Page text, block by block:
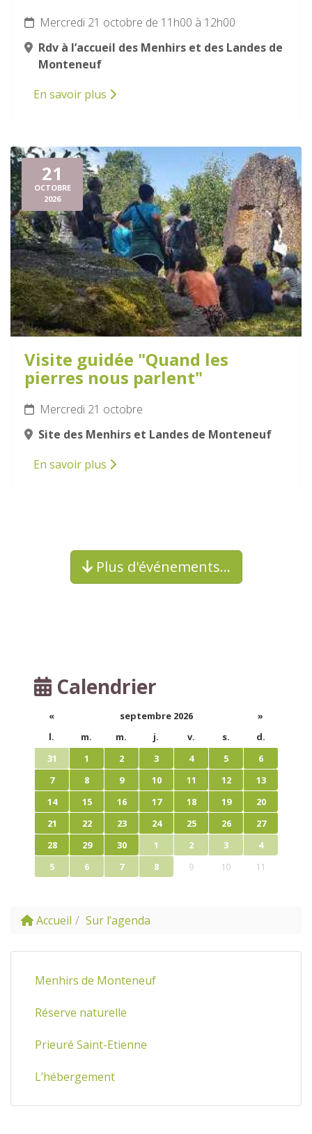
Mercredi 21 octobre de 11h00 à 12h00
Rdv à l’accueil des Menhirs et des Landes de
Monteneuf
En savoir plus
21
OCTOBRE
2026
Visite guidée "Quand les
pierres nous parlent"
Mercredi 21 octobre
Site des Menhirs et Landes de Monteneuf
En savoir plus
Plus d'événements…
Calendrier
« septembre 2026
»
l.
m. m. j. v. s.
d.
31
1 2 3 4 5
6
7
8 9 10 11 12
13
14
15 16 17 18 19
20
21
22 23 24 25 26
27
28
29 30 1 2 3
4
5
6 7 8 9 10 11
Accueil Sur l’agenda
Menhirs de Monteneuf
Réserve naturelle
Prieuré Saint-Etienne
L’hébergement